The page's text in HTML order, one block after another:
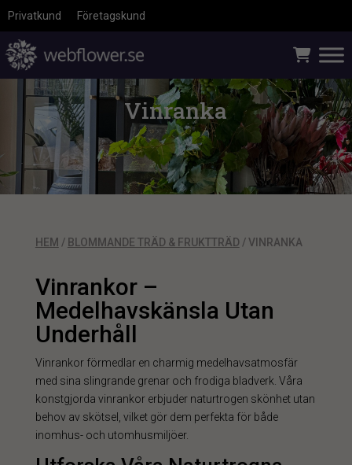
Privatkund Företagskund
Vinranka
HEM / BLOMMANDE TRÄD & FRUKTTRÄD/ VINRANKA
Vinrankor –
Medelhavskänsla Utan
Underhåll
Vinrankor förmedlar en charmig medelhavsatmosfär
med sina slingrande grenar och frodiga bladverk. Våra
konstgjorda vinrankor erbjuder naturtrogen skönhet utan
behov av skötsel, vilket gör dem perfekta för både
inomhus- och utomhusmiljöer.